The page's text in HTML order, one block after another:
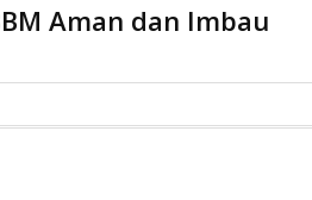
Aman dan Imbau